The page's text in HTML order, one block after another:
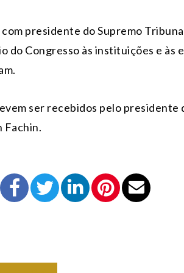
presidente do Supremo
do Congresso às instituições e às
ser recebidos pelo presidente
Fachin.